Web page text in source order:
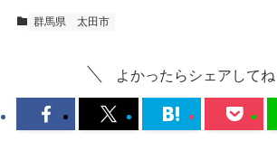
群馬県 太田市
よかったらシェアしてね